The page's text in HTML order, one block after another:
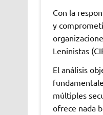
Con la
y
Leninistas
El análisis
múltiples
ofrece nada